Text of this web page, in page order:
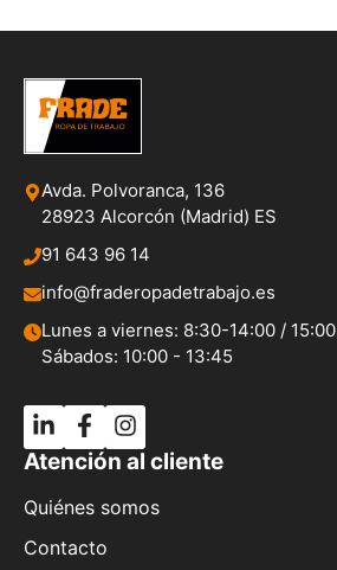
Avda. Polvoranca, 136
28923 Alcorcón (Madrid) ES
91 643 96 14
info@fraderopadetrabajo.es
Lunes a viernes: 8:30-14:00 /
Sábados: 10:00 - 13:45
Atención al cliente
Quiénes somos
Contacto